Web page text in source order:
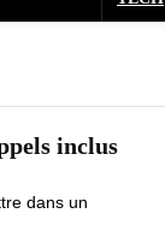
inclus
dans un